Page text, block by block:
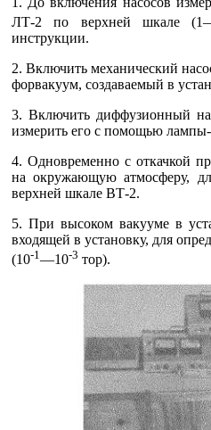
ЛТ-2 по верхней шкале
инструкции.
2. Включить механический
форвакуум, создаваемый в
3. Включить диффузионный
измерить его с помощью
4. Одновременно с откачкой
на окружающую атмосферу,
верхней шкале ВТ-2.
5. При высоком вакууме в
входящей в установку, для
(10-1—10-3 тор).